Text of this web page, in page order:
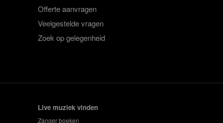
Offerte aanvragen
Veelgestelde vragen
Zoek op gelegenheid
Live muziek vinden
Zanger boeken